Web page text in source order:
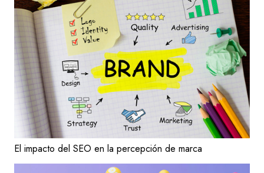
El impacto del SEO en la percepción de marca